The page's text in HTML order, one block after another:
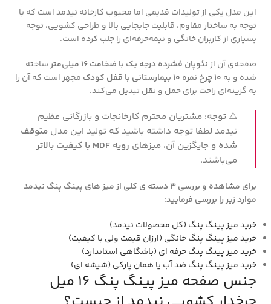
این مدل یکی از تولیدات قدیمی اما محبوب کارخانه نیدمد است که با
توجه به ساختار مقاوم، قابلیت جابجایی بالا و طراحی کشویی، توجه
بسیاری از کاربران خانگی و نیمه‌حرفه‌ای را جلب کرده است.
صفحه‌ی آن ازنئوپان فشرده درجه یک با ضخامت 16 میلی‌متر
ساخته
شده و به 10 چرخ نمره 10 بیمارستانی با قفل کودک
مجهز است که آن را
به گزینه‌ای راحت برای حمل و نقل تبدیل می‌کند.
⚠️ توجه: مشتریان محترم کارخانجات و بازرگانی عظیم
نیدمد لطفا توجه داشته باشید که تولید این مدل متوقف
شده و جایگزین آن، میزهای رویه MDF با کیفیت بالاتر
می‌باشند.
برای مشاهده و بررسی 3 دسته ی کلی از میز های پینگ پنگ نیدمد
موارد زیر را بررسی فرمایید:
خرید میز پینگ پنگ (کل محصولات نیدمد)
خرید میز پینگ پنگ خانگی (ارزان قیمت ولی با کیفیت)
خرید میز پینگ پنگ حرفه ای (باشگاهی استاندارد)
خرید میز پینگ پنگ ضد آب یا همان پارکی (شیشه ای)
جنس صفحه میز پینگ پنگ 16 میل